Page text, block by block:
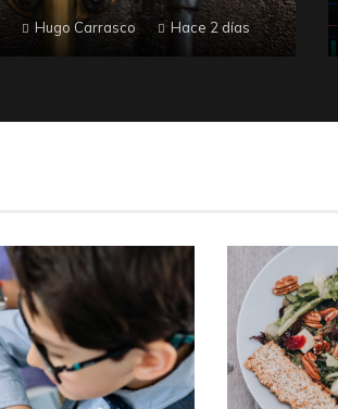
Hugo Carrasco Hace 2 días